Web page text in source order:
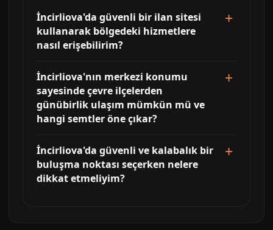
İncirliova'da güvenli bir ilan sitesi
kullanarak bölgedeki hizmetlere
nasıl erişebilirim?
İncirliova'nın merkezi konumu
sayesinde çevre ilçelerden
günübirlik ulaşım mümkün mü ve
hangi semtler öne çıkar?
İncirliova'da güvenli ve kalabalık bir
buluşma noktası seçerken nelere
dikkat etmeliyim?